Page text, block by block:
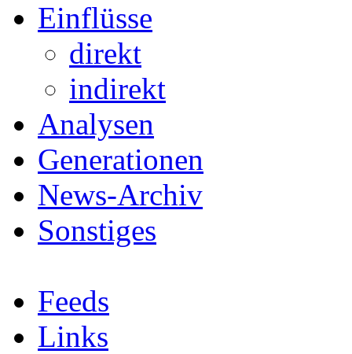
Einflüsse
direkt
indirekt
Analysen
Generationen
News-Archiv
Sonstiges
Feeds
Links